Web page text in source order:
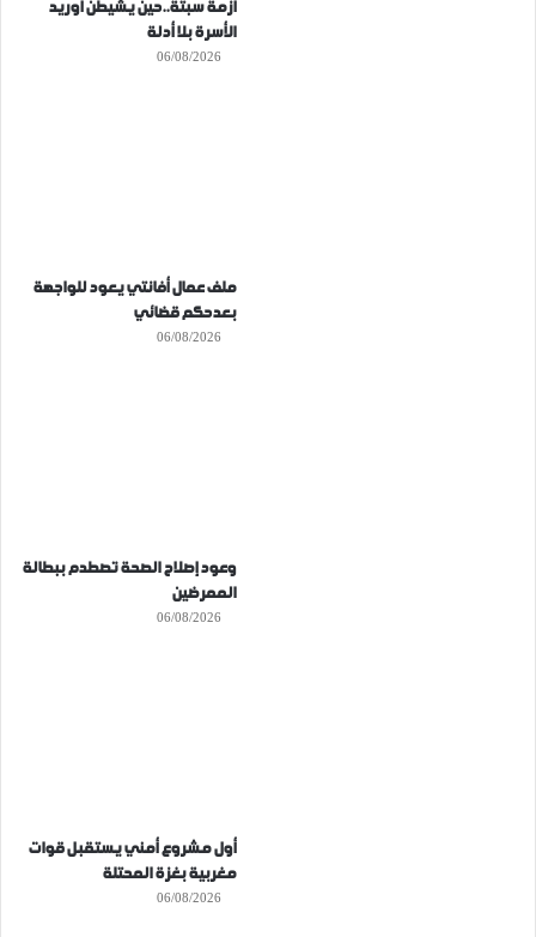
أزمة سبتة..حين يشيطن أوريد
الأسرة بلا أدلة
06/08/2026
ملف عمال أفانتي يعود للواجهة
بعدحكم قضائي
06/08/2026
وعود إصلاح الصحة تصطدم ببطالة
الممرضين
06/08/2026
أول مشروع أمني يستقبل قوات
مغربية بغزة المحتلة
06/08/2026